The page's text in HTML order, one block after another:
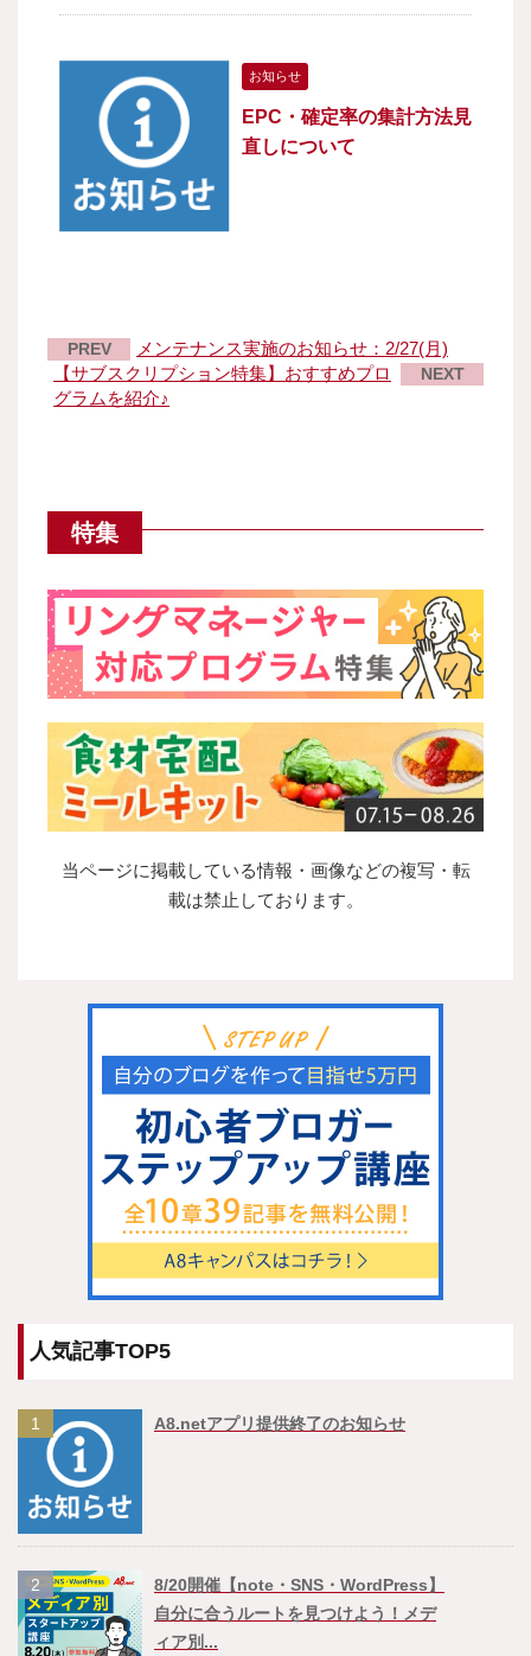
お知らせ
EPC・確定率の集計方法見
直しについて
PREV
メンテナンス実施のお知らせ：2/27(月)
【サブスクリプション特集】おすすめプロ
グラムを紹介♪
NEXT
特集
当ページに掲載している情報・画像などの複写・転
載は禁止しております。
人気記事TOP5
1 A8.netアプリ提供終了のお知らせ
2
8/20開催【note・SNS・WordPress】
自分に合うルートを見つけよう！メデ
ィア別...